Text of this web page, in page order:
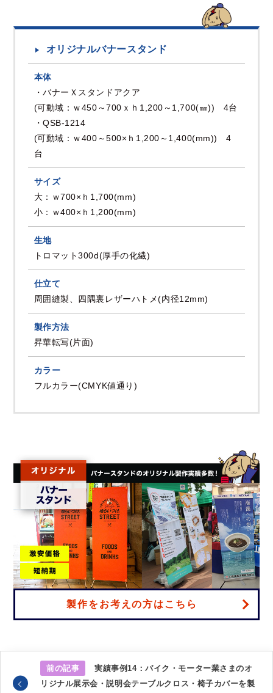
オリジナルバナースタンド
本体
・バナーＸスタンドアクア
(可動域：ｗ450～700ｘｈ1,200～1,700(㎜)) 4台
・QSB-1214
(可動域：ｗ400～500×ｈ1,200～1,400(mm)) 4
台
サイズ
大：ｗ700×ｈ1,700(mm)
小：ｗ400×ｈ1,200(mm)
生地
トロマット300d(厚手の化繊)
仕立て
周囲縫製、四隅裏レザーハトメ(内径12mm)
製作方法
昇華転写(片面)
カラー
フルカラー(CMYK値通り)
製作をお考えの方はこちら
前の記事
実績事例14：バイク・モーター業さまのオ
リジナル展示会・説明会テーブルクロス・椅子カバーを製